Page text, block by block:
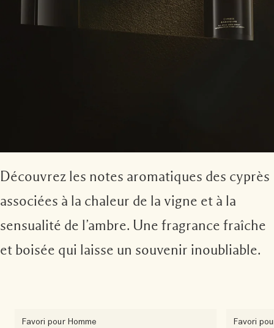
Découvrez les notes aromatiques des cyprès
associées à la chaleur de la vigne et à la
sensualité de l’ambre. Une fragrance fraîche
et boisée qui laisse un souvenir inoubliable.
Favori pour Homme
Favori